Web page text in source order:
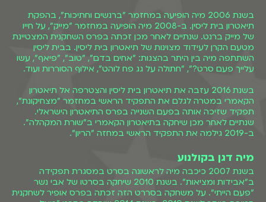
בשנת 2006 מיה הופיעה במחזמר "ברנשים וחתיכות", בהפקת
תיאטרון בית ליסין. ב-2008 מיה הופיעה במחזמר "מייק", על חייו
של מייק ברנט. שנתיים לאחר מכן זכתה בפרס השחקנית המצטיינת
מטעם הקרן לעידוד מצוינות של תיאטרון בית ליסין. בבית ליסין
השתתפה מיה בין היתר בהצגות: "אחים בדם", "טוב", "פיאף", עשו
עלייך פעם סרט?", "חתולה על גג פח לוהט", אילוף הסוררות ועוד.
בשנת 2016 עזבה את תיאטרון בית ליסין והצטרפה אל תיאטרון
הקאמרי במטרה לגלם את התפקיד הראשי במחזמר "מצחיקונת",
תפקיד שזיכה אותה בפעם השנייה בפרס התיאטרון הישראלי.
שנתיים לאחר מכן שיחקה בתיאטרון הקאמרי ב"שורת המקהלה".
ב-2019 גילמה את התפקיד הראשי במחזה "הריון".
מיה דגן בקולנוע
בשנת 2007 כיכבה מיה לראשונה בסרט במסגרת תפקידה
ב"אבידות ומציאות". בשנת 2010 שיחקה בסרטו של אבי נשר
"פעם הייתי". על משחקה בסררט הזה זכתה בפרס אופיר לשחקנית